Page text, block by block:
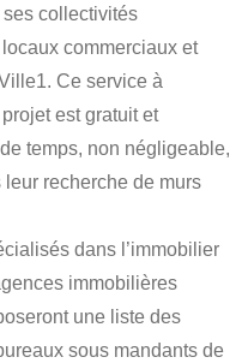
collectivités
commerciaux et
Ce service à
est gratuit et
temps, non négligeable,
leur recherche de murs
dans l’immobilier
immobilières
une liste des
sous mandants de